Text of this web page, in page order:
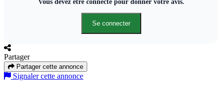
Vous devez être connecté pour donner votre avis.
Se connecter
Partager
Partager cette annonce
Signaler cette annonce